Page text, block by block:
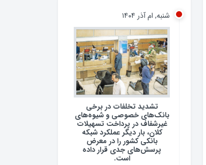
شنبه, ام آذر ۱۴۰۴
تشدید تخلفات در برخی
بانک‌های خصوصی و شیوه‌های
غیرشفاف در پرداخت تسهیلات
کلان، بار دیگر عملکرد شبکه
بانکی کشور را در معرض
پرسش‌های جدی قرار داده
است.